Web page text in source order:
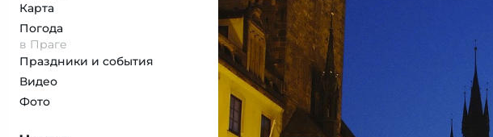
Карта
Погода
в Праге
Праздники и события
Видео
Фото